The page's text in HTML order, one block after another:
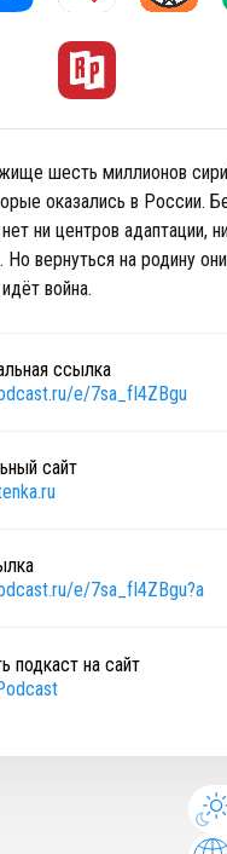
шесть миллионов
оказались в России.
ни центров адаптации, ни
вернуться на родину
война.
ссылка
e/7sa_fI4ZBgu
сайт
e/7sa_fI4ZBgu?a
подкаст на сайт